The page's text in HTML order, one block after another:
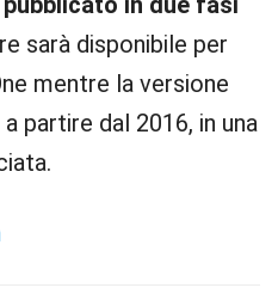
sarà disponibile per
mentre la versione
partire dal 2016, in una